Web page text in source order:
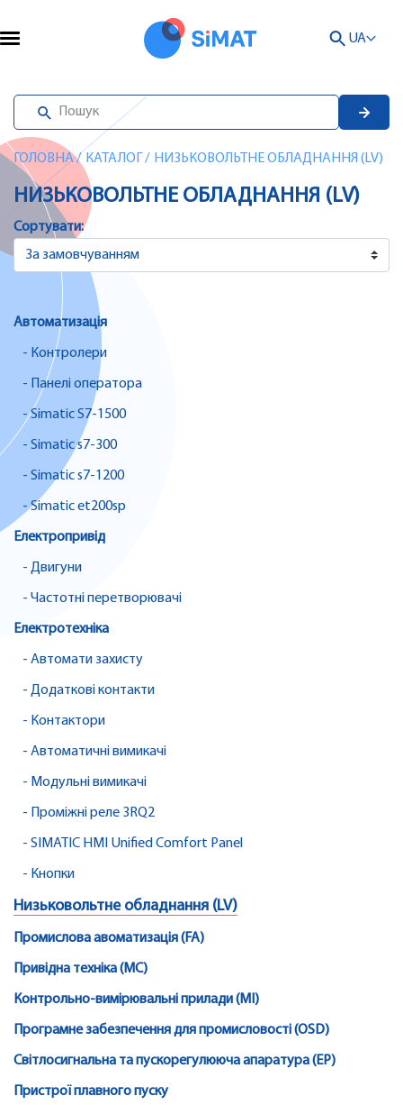
UA
ГОЛОВНА/ КАТАЛОГ / НИЗЬКОВОЛЬТНЕ ОБЛАДНАННЯ (LV)
НИЗЬКОВОЛЬТНЕ ОБЛАДНАННЯ (LV)
Сортувати:
Автоматизація
- Контролери
- Панелі оператора
- Simatic S7-1500
- Simatic s7-300
- Simatic s7-1200
- Simatic et200sp
Електропривід
- Двигуни
- Частотні перетворювачі
Електротехніка
- Автомати захисту
- Додаткові контакти
- Контактори
- Автоматичні вимикачі
- Модульні вимикачі
- Проміжні реле 3RQ2
- SIMATIC HMI Unified Comfort Panel
- Кнопки
Низьковольтне обладнання (LV)
Промислова авоматизація (FA)
Привідна техніка (MC)
Контрольно-вимірювальні прилади (MI)
Програмне забезпечення для промисловості (OSD)
Світлосигнальна та пускорегулююча апаратура (EP)
Пристрої плавного пуску